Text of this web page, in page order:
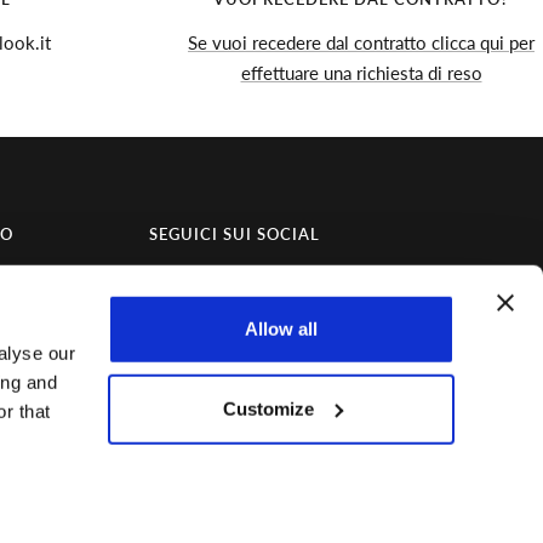
our
and
that
Allow all
Customize
Se vuoi recedere dal contratto clicca qui per
effettuare una richiesta di reso
SEGUICI SUI SOCIAL